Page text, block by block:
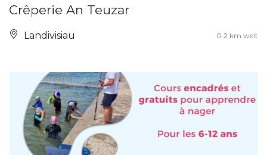
Crêperie An Teuzar
Landivisiau 0.2 km weit